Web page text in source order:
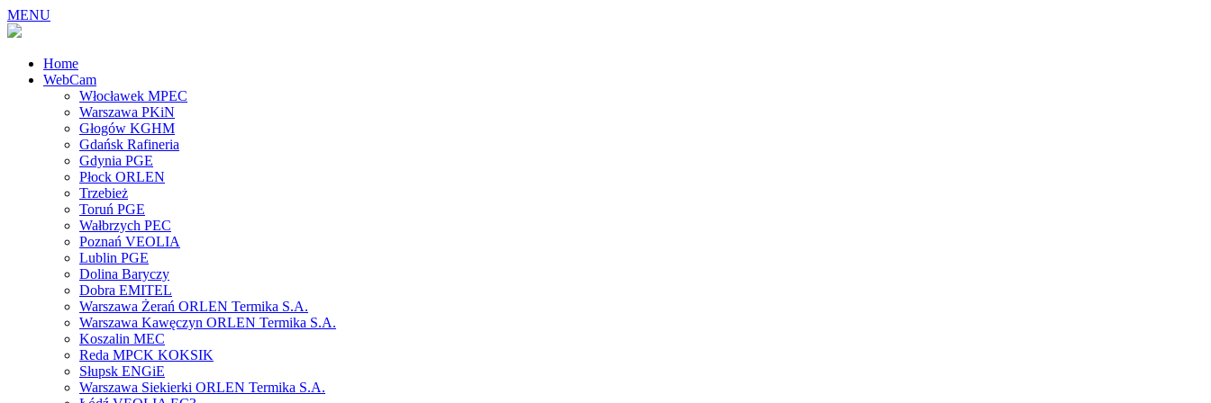
MENU
Home
WebCam
Włocławek MPEC
Warszawa PKiN
Głogów KGHM
Gdańsk Rafineria
Gdynia PGE
Płock ORLEN
Trzebież
Toruń PGE
Wałbrzych PEC
Poznań VEOLIA
Lublin PGE
Dolina Baryczy
Dobra EMITEL
Warszawa Żerań ORLEN Termika S.A.
Warszawa Kawęczyn ORLEN Termika S.A.
Koszalin MEC
Reda MPCK KOKSIK
Słupsk ENGiE
Warszawa Siekierki ORLEN Termika S.A.